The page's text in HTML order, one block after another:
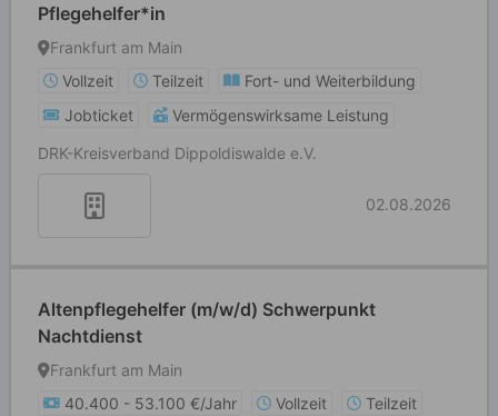
Pflegehelfer*in
Frankfurt am Main
Vollzeit
Teilzeit
Fort- und Weiterbildung
Jobticket
Vermögenswirksame Leistung
DRK-Kreisverband Dippoldiswalde e.V.
02.08.2026
Altenpflegehelfer (m/w/d) Schwerpunkt
Nachtdienst
Frankfurt am Main
40.400 - 53.100 €/Jahr
Vollzeit
Teilzeit